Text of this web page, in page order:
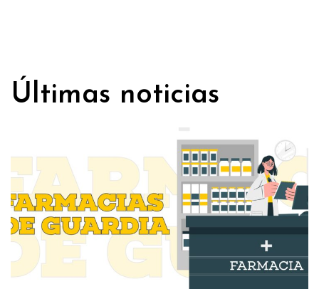
Últimas noticias